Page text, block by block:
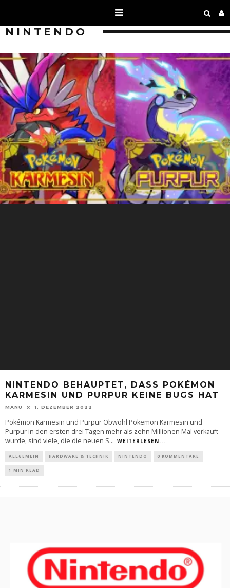
NINTENDO
NINTENDO BEHAUPTET, DASS POKÉMON
KARMESIN UND PURPUR KEINE BUGS HAT
MANU 1. DEZEMBER 2022
Pokémon Karmesin und Purpur Obwohl Pokemon Karmesin und
Purpur in den ersten drei Tagen mehr als zehn Millionen Mal verkauft
wurde, sind viele, die die neuen S... WEITERLESEN...
ALLGEMEIN HARDWARE & TECHNIK NINTENDO 0 KOMMENTARE
1 MIN READ